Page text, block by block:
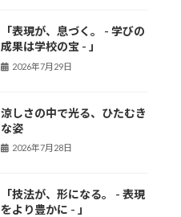
「表現が、息づく。 - 学びの
成果は学校の宝 - 」
2026年7月29日
涼しさの中で光る、ひたむき
な姿
2026年7月28日
「技法が、形になる。 - 表現
をより豊かに - 」